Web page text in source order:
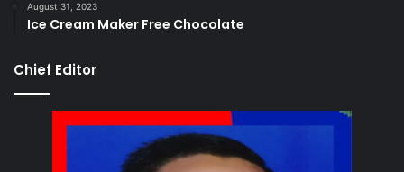
August 31, 2023
Ice Cream Maker Free Chocolate
Chief Editor